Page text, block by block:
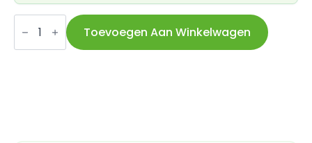
Axa
slotenset
Solid
Plus
Toevoegen Aan Winkelwagen